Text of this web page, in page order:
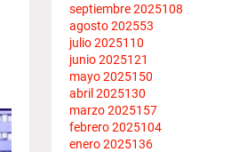
septiembre 2025108
agosto 202553
julio 2025110
junio 2025121
mayo 2025150
abril 2025130
marzo 2025157
febrero 2025104
enero 2025136